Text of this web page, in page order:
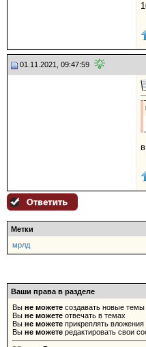
01.11.2021, 09:47:59
Метки
мрлд
Ваши права в разделе
Вы не можете создавать новые темы
Вы не можете отвечать в темах
Вы не можете прикреплять вложения
Вы не можете редактировать свои